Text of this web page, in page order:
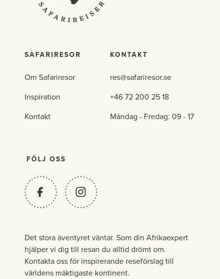
SAFARIRESOR
Om Safariresor
Inspiration
Kontakt
KONTAKT
res@safariresor.se
+46 72 200 25 18
Måndag - Fredag: 09 - 17
FÖLJ OSS
Det stora äventyret väntar. Som din Afrikaexpert
hjälper vi dig till resan du alltid drömt om.
Kontakta oss för inspirerande reseförslag till
världens mäktigaste kontinent.